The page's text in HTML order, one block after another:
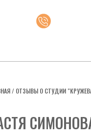
/ ОТЗЫВЫ О СТУДИИ